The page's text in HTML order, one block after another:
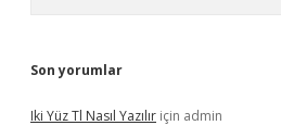
Son yorumlar
Iki Yüz Tl Nasıl Yazılır için admin